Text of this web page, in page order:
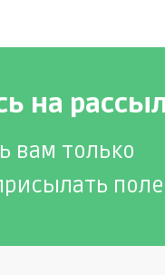
на
вам только